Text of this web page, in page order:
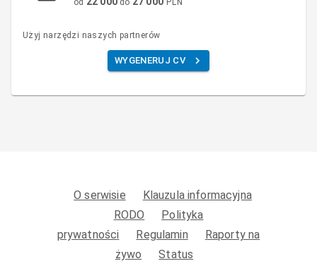
od do PLN
Użyj narzędzi naszych partnerów
WYGENERUJ CV
O serwisie
Klauzula informacyjna
RODO
Polityka
prywatności
Regulamin
Raporty na
żywo
Status